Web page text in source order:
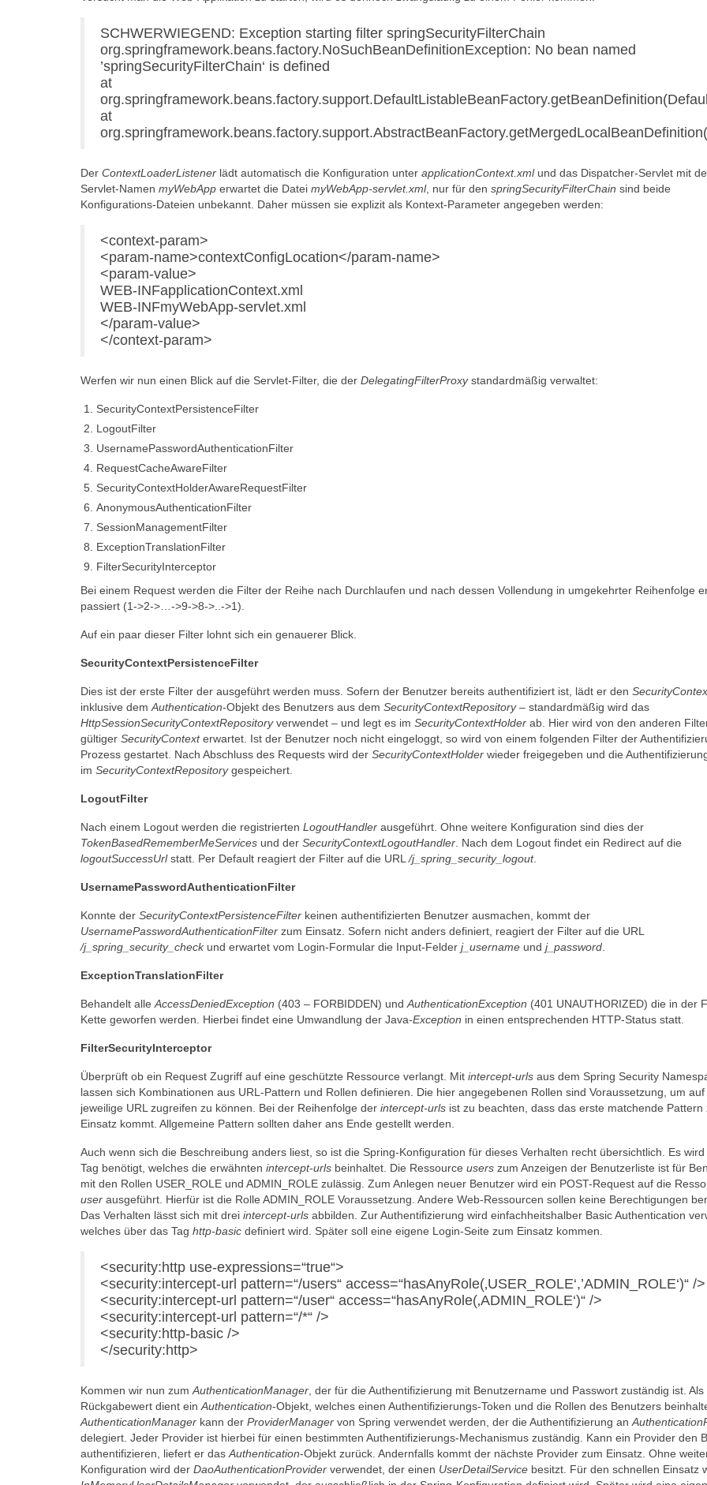
SCHWERWIEGEND: Exception starting filter springSecurityFilterChain
org.springframework.beans.factory.NoSuchBeanDefinitionException: No bean named
’springSecurityFilterChain‘ is defined
at
at
Der ContextLoaderListener lädt automatisch die Konfiguration unter applicationContext.xmlund das Dispatcher-Servlet mit
Servlet-Namen myWebApp erwartet die Datei myWebApp-servlet.xml, nur für den springSecurityFilterChain sind beide
Konfigurations-Dateien unbekannt. Daher müssen sie explizit als Kontext-Parameter angegeben werden:
<context-param>
<param-name>contextConfigLocation</param-name>
<param-value>
WEB-INFapplicationContext.xml
WEB-INFmyWebApp-servlet.xml
</param-value>
</context-param>
Werfen wir nun einen Blick auf die Servlet-Filter, die der DelegatingFilterProxystandardmäßig verwaltet:
SecurityContextPersistenceFilter
LogoutFilter
UsernamePasswordAuthenticationFilter
RequestCacheAwareFilter
SecurityContextHolderAwareRequestFilter
AnonymousAuthenticationFilter
SessionManagementFilter
ExceptionTranslationFilter
FilterSecurityInterceptor
Bei einem Request werden die Filter der Reihe nach Durchlaufen und nach dessen Vollendung in umgekehrter Reihenfolge
passiert (1->2->…->9->8->..->1).
Auf ein paar dieser Filter lohnt sich ein genauerer Blick.
SecurityContextPersistenceFilter
Dies ist der erste Filter der ausgeführt werden muss. Sofern der Benutzer bereits authentifiziert ist, lädt er den
inklusive dem Authentication-Objekt des Benutzers aus dem SecurityContextRepository– standardmäßig wird das
HttpSessionSecurityContextRepositoryverwendet – und legt es im SecurityContextHolder ab. Hier wird von den anderen
gültiger SecurityContexterwartet. Ist der Benutzer noch nicht eingeloggt, so wird von einem folgenden Filter der
Prozess gestartet. Nach Abschluss des Requests wird der SecurityContextHolder wieder freigegeben und die
im SecurityContextRepositorygespeichert.
LogoutFilter
Nach einem Logout werden die registrierten LogoutHandler ausgeführt. Ohne weitere Konfiguration sind dies der
TokenBasedRememberMeServices und der SecurityContextLogoutHandler . Nach dem Logout findet ein Redirect auf die
logoutSuccessUrlstatt. Per Default reagiert der Filter auf die URL /j_spring_security_logout.
UsernamePasswordAuthenticationFilter
Konnte der SecurityContextPersistenceFilter keinen authentifizierten Benutzer ausmachen, kommt der
UsernamePasswordAuthenticationFilter zum Einsatz. Sofern nicht anders definiert, reagiert der Filter auf die URL
/j_spring_security_checkund erwartet vom Login-Formular die Input-Felder j_username und j_password
ExceptionTranslationFilter
Behandelt alle AccessDeniedException (403 – FORBIDDEN) und AuthenticationException (401 UNAUTHORIZED) die in der
Kette geworfen werden. Hierbei findet eine Umwandlung der Java-Exception in einen entsprechenden HTTP-Status statt.
FilterSecurityInterceptor
Überprüft ob ein Request Zugriff auf eine geschützte Ressource verlangt. Mit intercept-urls aus dem Spring Security
lassen sich Kombinationen aus URL-Pattern und Rollen definieren. Die hier angegebenen Rollen sind Voraussetzung, um auf
jeweilige URL zugreifen zu können. Bei der Reihenfolge der intercept-urls ist zu beachten, dass das erste matchende Pattern
Einsatz kommt. Allgemeine Pattern sollten daher ans Ende gestellt werden.
Auch wenn sich die Beschreibung anders liest, so ist die Spring-Konfiguration für dieses Verhalten recht übersichtlich. Es wird
Tag benötigt, welches die erwähnten intercept-urls beinhaltet. Die Ressource users zum Anzeigen der Benutzerliste ist für
mit den Rollen USER_ROLE und ADMIN_ROLE zulässig. Zum Anlegen neuer Benutzer wird ein POST-Request auf die
user ausgeführt. Hierfür ist die Rolle ADMIN_ROLE Voraussetzung. Andere Web-Ressourcen sollen keine Berechtigungen
Das Verhalten lässt sich mit drei intercept-urls abbilden. Zur Authentifizierung wird einfachheitshalber Basic Authentication
welches über das Tag http-basic definiert wird. Später soll eine eigene Login-Seite zum Einsatz kommen.
<security:http use-expressions=“true“>
<security:intercept-url pattern=“/users“ access=“hasAnyRole(‚USER_ROLE‘,’ADMIN_ROLE‘)“ />
<security:intercept-url pattern=“/user“ access=“hasAnyRole(‚ADMIN_ROLE‘)“ />
<security:intercept-url pattern=“/*“ />
<security:http-basic />
</security:http>
Kommen wir nun zum AuthenticationManager , der für die Authentifizierung mit Benutzername und Passwort zuständig ist. Als
Rückgabewert dient ein Authentication-Objekt, welches einen Authentifizierungs-Token und die Rollen des Benutzers
AuthenticationManager kann der ProviderManager von Spring verwendet werden, der die Authentifizierung an
delegiert. Jeder Provider ist hierbei für einen bestimmten Authentifizierungs-Mechanismus zuständig. Kann ein Provider den
authentifizieren, liefert er das Authentication-Objekt zurück. Andernfalls kommt der nächste Provider zum Einsatz. Ohne
Konfiguration wird der DaoAuthenticationProvider verwendet, der einen UserDetailService besitzt. Für den schnellen Einsatz